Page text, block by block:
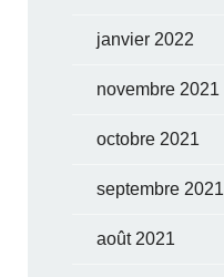
janvier 2022
novembre 2021
octobre 2021
septembre 2021
août 2021